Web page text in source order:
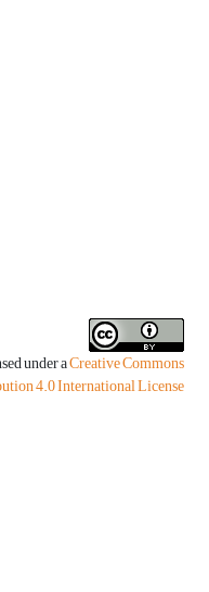
under aCreative Commons
4.0 International License